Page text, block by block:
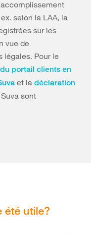
selon la LAA, la
sur les
vue de
légales. Pour le
portail clients en
et la déclaration
sont
été utile?